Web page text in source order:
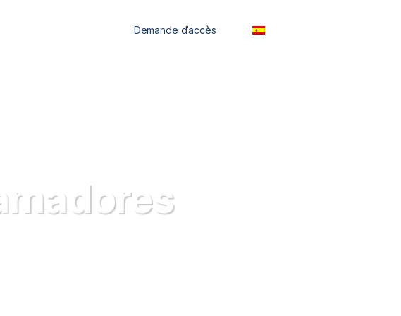
Demande d’accès